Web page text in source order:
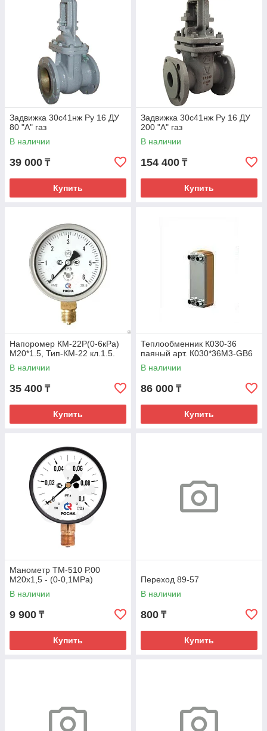
Задвижка 30с41нж Ру 16 ДУ
80 "А" газ
В наличии
39 000 ₸
Купить
Задвижка 30с41нж Ру 16 ДУ
200 "А" газ
В наличии
154 400 ₸
Купить
Напоромер КМ-22Р(0-6кРа)
М20*1.5, Тип-КМ-22 кл.1.5.
В наличии
35 400 ₸
Купить
Теплообменник К030-36
паяный арт. К030*36М3-GB6
В наличии
86 000 ₸
Купить
Манометр ТМ-510 Р.00
М20х1,5 - (0-0,1МРа)
В наличии
9 900 ₸
Купить
Переход 89-57
В наличии
800 ₸
Купить